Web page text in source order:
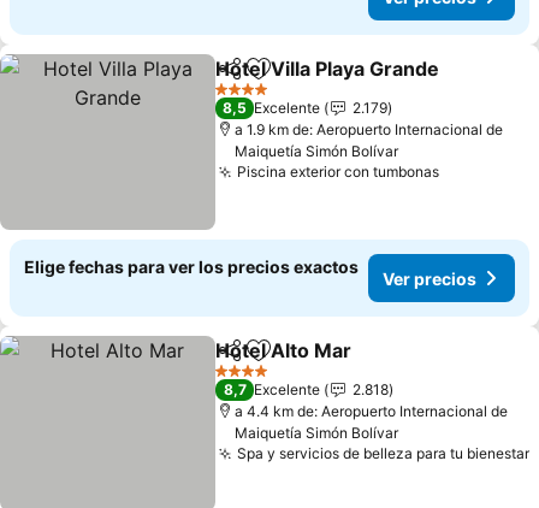
CompartirAgregar a favoritos
Hotel Villa Playa Grande
4 Estrellas
8,5 Excelente
2.179
a 1.9 km de: Aeropuerto Internacional de
Maiquetía Simón Bolívar
Piscina exterior con tumbonasVer
Elige fechas para ver los precios exactos
Ver precios
CompartirAgregar a favoritos
Hotel Alto Mar
4 Estrellas
8,7 Excelente
2.818
a 4.4 km de: Aeropuerto Internacional de
Maiquetía Simón Bolívar
Spa y servicios de belleza para tu bienestar